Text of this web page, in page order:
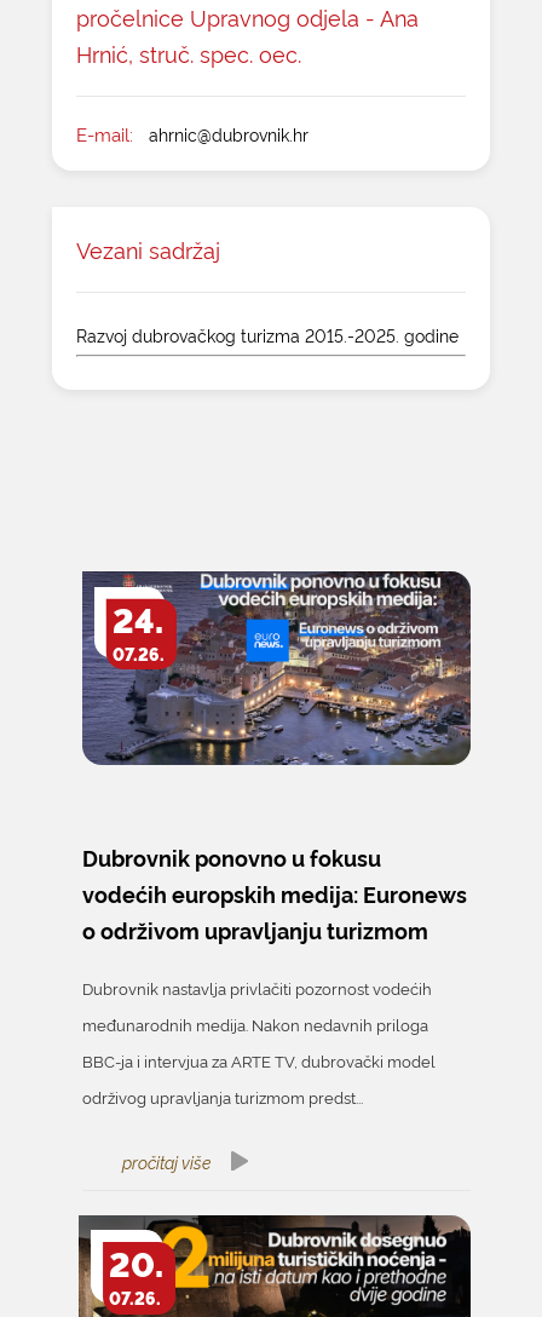
pročelnice Upravnog odjela - Ana
Hrnić, struč. spec. oec.
E-mail: ahrnic@dubrovnik.hr
Vezani sadržaj
Razvoj dubrovačkog turizma 2015.-2025. godine
24.
07.26.
Dubrovnik ponovno u fokusu
vodećih europskih medija: Euronews
o održivom upravljanju turizmom
Dubrovnik nastavlja privlačiti pozornost vodećih
međunarodnih medija. Nakon nedavnih priloga
BBC-ja i intervjua za ARTE TV, dubrovački model
održivog upravljanja turizmom predst...
pročitaj više
20.
07.26.